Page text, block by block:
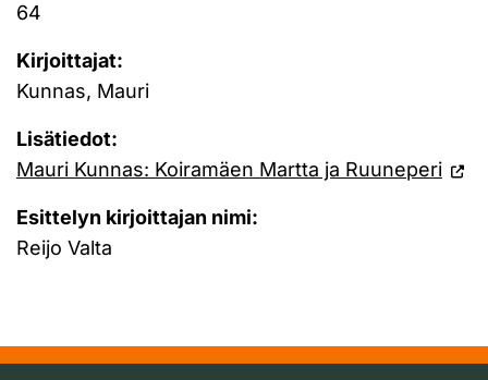
64
Kirjoittajat:
Kunnas, Mauri
Lisätiedot:
Mauri Kunnas: Koiramäen Martta ja Ruuneperi
Esittelyn kirjoittajan nimi:
Reijo Valta